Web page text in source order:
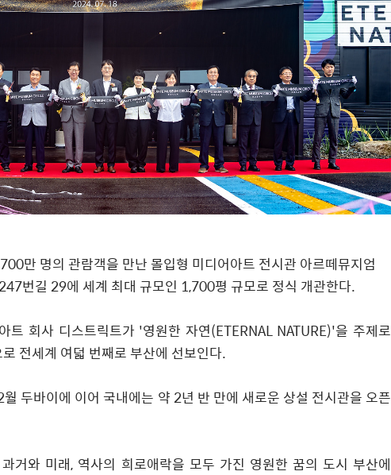
만 명의 관람객을 만난 몰입형 미디어아트 전시관 아르떼뮤지엄
번길 29에 세계 최대 규모인 1,700평 규모로 정식 개관한다.
트 회사디스트릭트가 '영원한 자연(ETERNAL NATURE)'을 주제로
전세계 여덟 번째로 부산에 선보인다.
두바이에 이어 국내에는 약 2년 반 만에 새로운 상설 전시관을 오픈
거와 미래, 역사의 희로애락을 모두 가진 영원한 꿈의 도시 부산에